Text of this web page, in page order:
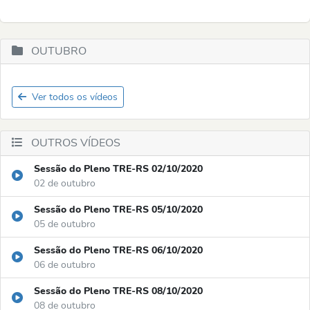
OUTUBRO
Ver todos os vídeos
OUTROS VÍDEOS
Sessão do Pleno TRE-RS 02/10/2020
02 de outubro
Sessão do Pleno TRE-RS 05/10/2020
05 de outubro
Sessão do Pleno TRE-RS 06/10/2020
06 de outubro
Sessão do Pleno TRE-RS 08/10/2020
08 de outubro